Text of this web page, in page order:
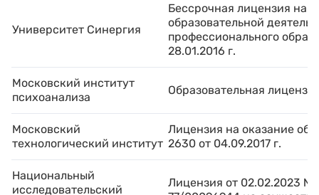
Университет Синергия
Бессрочная лицензия на
образовательной
профессионального
28.01.2016 г.
Московский институт
психоанализа
Образовательная
Московский
технологический институт
Лицензия на оказание
2630 от 04.09.2017 г.
Национальный
исследовательский
Лицензия от 02.02.2023